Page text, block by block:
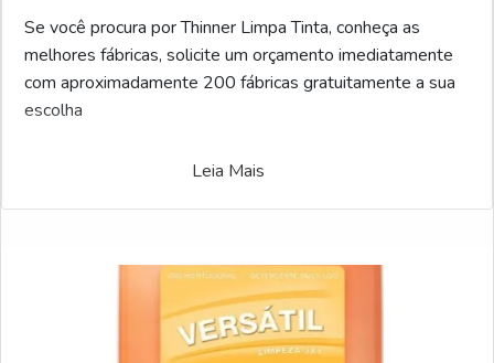
Se você procura por Thinner Limpa Tinta, conheça as
melhores fábricas, solicite um orçamento imediatamente
com aproximadamente 200 fábricas gratuitamente a sua
escolha
Leia Mais